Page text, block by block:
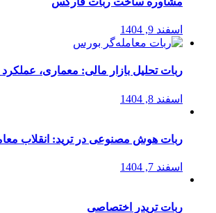
اسفند 9, 1404
ربات تحلیل بازار مالی: معماری،
اسفند 8, 1404
ربات هوش مصنوعی در ترید: انقلاب
اسفند 7, 1404
ربات تریدر اختصاصی